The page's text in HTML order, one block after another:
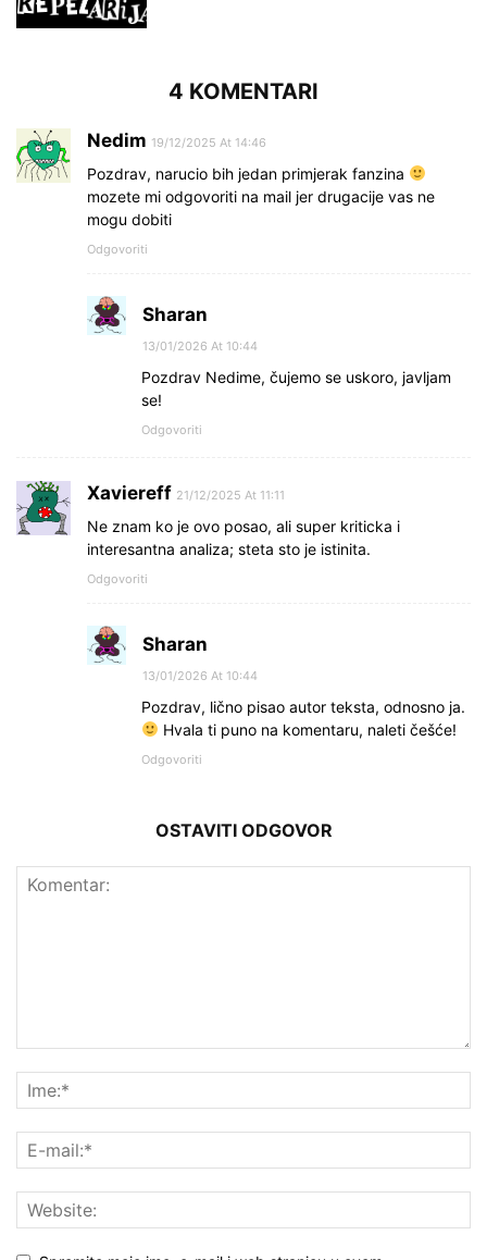
4 KOMENTARI
Nedim 19/12/2025 At 14:46
Pozdrav, narucio bih jedan primjerak fanzina
mozete mi odgovoriti na mail jer drugacije vas ne
mogu dobiti
Odgovoriti
Sharan
13/01/2026 At 10:44
Pozdrav Nedime, čujemo se uskoro, javljam
se!
Odgovoriti
Xaviereff 21/12/2025 At 11:11
Ne znam ko je ovo posao, ali super kriticka i
interesantna analiza; steta sto je istinita.
Odgovoriti
Sharan
13/01/2026 At 10:44
Pozdrav, lično pisao autor teksta, odnosno ja.
Hvala ti puno na komentaru, naleti češće!
Odgovoriti
OSTAVITI ODGOVOR